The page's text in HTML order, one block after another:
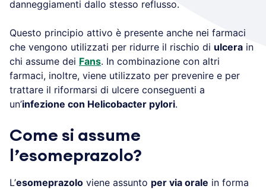
danneggiamenti dallo stesso reflusso.
Questo principio attivo è presente anche nei farmaci
che vengono utilizzati per ridurre il rischio di ulcera in
chi assume dei Fans. In combinazione con altri
farmaci, inoltre, viene utilizzato per prevenire e per
trattare il riformarsi di ulcere conseguenti a
un’infezione con Helicobacter pylori.
Come si assume
l’esomeprazolo?
L’esomeprazolo viene assunto per via orale in forma